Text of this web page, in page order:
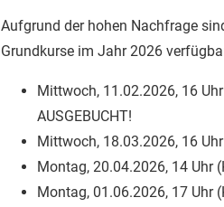
Aufgrund der hohen Nachfrage
Grundkurse im Jahr 2026
Mittwoch, 11.02.2026, 16
AUSGEBUCHT!
Mittwoch, 18.03.2026, 16
Montag, 20.04.2026, 14 Uhr
Montag, 01.06.2026, 17 Uhr